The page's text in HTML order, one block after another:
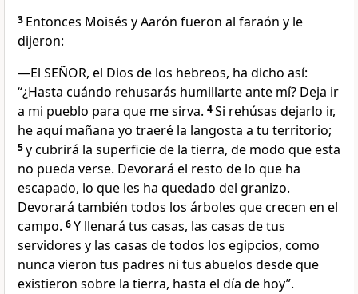
3 Entonces Moisés y Aarón fueron al faraón y le
dijeron:
—El SEÑOR, el Dios de los hebreos, ha dicho así:
“¿Hasta cuándo rehusarás humillarte ante mí? Deja ir
a mi pueblo para que me sirva. 4Si rehúsas dejarlo ir,
he aquí mañana yo traeré la langosta a tu territorio;
5y cubrirá la superficie de la tierra, de modo que esta
no pueda verse. Devorará el resto de lo que ha
escapado, lo que les ha quedado del granizo.
Devorará también todos los árboles que crecen en el
campo. 6Y llenará tus casas, las casas de tus
servidores y las casas de todos los egipcios, como
nunca vieron tus padres ni tus abuelos desde que
existieron sobre la tierra, hasta el día de hoy”.